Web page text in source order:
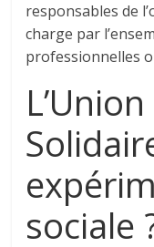
responsables de
charge par
professionnelles
sociale